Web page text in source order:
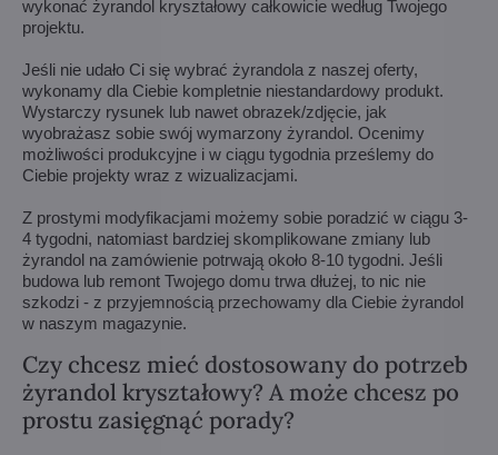
wykonać żyrandol kryształowy całkowicie według Twojego
projektu.
Jeśli nie udało Ci się wybrać żyrandola z naszej oferty,
wykonamy dla Ciebie kompletnie niestandardowy produkt.
Wystarczy rysunek lub nawet obrazek/zdjęcie, jak
wyobrażasz sobie swój wymarzony żyrandol. Ocenimy
możliwości produkcyjne i w ciągu tygodnia prześlemy do
Ciebie projekty wraz z wizualizacjami.
Z prostymi modyfikacjami możemy sobie poradzić w ciągu 3-
4 tygodni, natomiast bardziej skomplikowane zmiany lub
żyrandol na zamówienie potrwają około 8-10 tygodni. Jeśli
budowa lub remont Twojego domu trwa dłużej, to nic nie
szkodzi - z przyjemnością przechowamy dla Ciebie żyrandol
w naszym magazynie.
Czy chcesz mieć dostosowany do potrzeb
żyrandol kryształowy? A może chcesz po
prostu zasięgnąć porady?